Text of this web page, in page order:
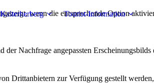
Tourist-Information
wenn die entsprechende Option
Nachfrage angepassten Erscheinungsbilds
Drittanbietern zur Verfügung gestellt